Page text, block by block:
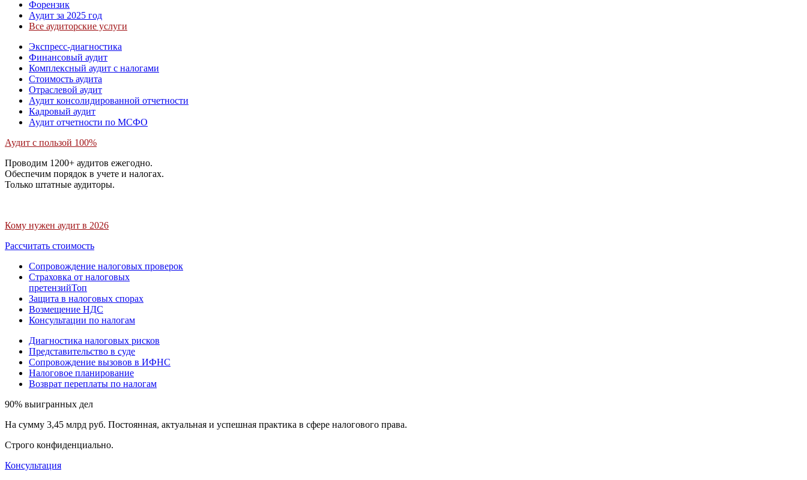
Форензик
Аудит за 2025 год
Все аудиторские услуги
Экспресс-диагностика
Финансовый аудит
Комплексный аудит с налогами
Стоимость аудита
Отраслевой аудит
Аудит консолидированной отчетности
Кадровый аудит
Аудит отчетности по МСФО
Аудит с пользой 100%
Проводим 1200+ аудитов ежегодно.
Обеспечим порядок в учете и налогах.
Только штатные аудиторы.
Кому нужен аудит в 2026
Рассчитать стоимость
Сопровождение налоговых проверок
Страховка от налоговых
претензийТоп
Защита в налоговых спорах
Возмещение НДС
Консультации по налогам
Диагностика налоговых рисков
Представительство в суде
Сопровождение вызовов в ИФНС
Налоговое планирование
Возврат переплаты по налогам
90% выигранных дел
На сумму 3,45 млрд руб. Постоянная, актуальная и успешная практика в сфере налогового права.
Строго конфиденциально.
Консультация